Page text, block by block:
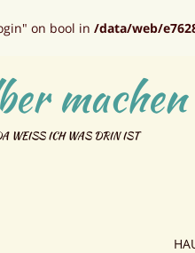
on bool in /data/web/
WEISS ICH WAS DRIN IST